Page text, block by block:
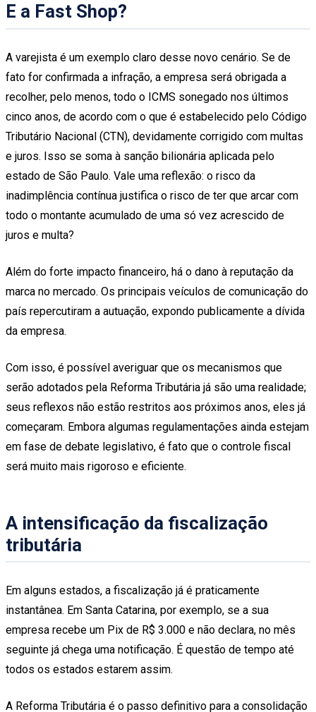
E a Fast Shop?
A varejista é um exemplo claro desse novo cenário. Se de
fato for confirmada a infração, a empresa será obrigada a
recolher, pelo menos, todo o ICMS sonegado nos últimos
cinco anos, de acordo com o que é estabelecido pelo Código
Tributário Nacional (CTN), devidamente corrigido com multas
e juros. Isso se soma à sanção bilionária aplicada pelo
estado de São Paulo. Vale uma reflexão: o risco da
inadimplência contínua justifica o risco de ter que arcar com
todo o montante acumulado de uma só vez acrescido de
juros e multa?
Além do forte impacto financeiro, há o dano à reputação da
marca no mercado. Os principais veículos de comunicação do
país repercutiram a autuação, expondo publicamente a dívida
da empresa.
Com isso, é possível averiguar que os mecanismos que
serão adotados pela Reforma Tributária já são uma realidade;
seus reflexos não estão restritos aos próximos anos, eles já
começaram. Embora algumas regulamentações ainda estejam
em fase de debate legislativo, é fato que o controle fiscal
será muito mais rigoroso e eficiente.
A intensificação da fiscalização
tributária
Em alguns estados, a fiscalização já é praticamente
instantânea. Em Santa Catarina, por exemplo, se a sua
empresa recebe um Pix de R$ 3.000 e não declara, no mês
seguinte já chega uma notificação. É questão de tempo até
todos os estados estarem assim.
A Reforma Tributária é o passo definitivo para a consolidação